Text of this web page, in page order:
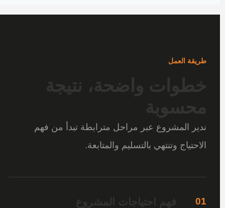
طريقة العمل
خطوات واضحة، نتيجة
محسوبة
ندير المشروع عبر مراحل مترابطة تبدأ من فهم
الاحتياج وتنتهي بالتسليم والمتابعة.
01 فهم احتياجات المشروع